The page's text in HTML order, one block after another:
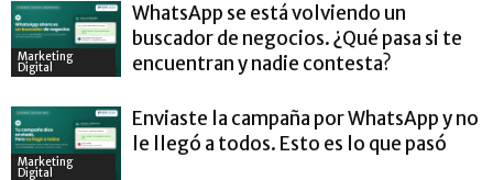
Marketing
Digital
WhatsApp se está volviendo un
buscador de negocios. ¿Qué pasa si te
encuentran y nadie contesta?
Marketing
Digital
Enviaste la campaña por WhatsApp y no
le llegó a todos. Esto es lo que pasó